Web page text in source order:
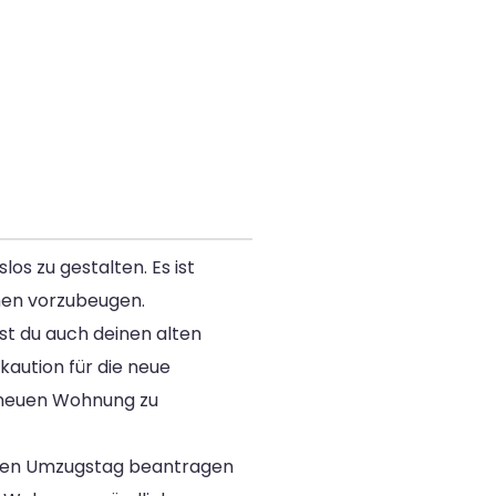
zu gestalten. Es ist
vorzubeugen.
du auch deinen alten
für die neue
Wohnung zu
Umzugstag beantragen